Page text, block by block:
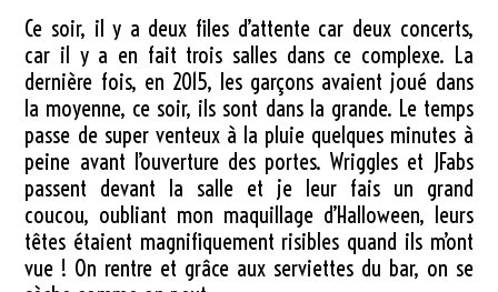
Ce soir, il y a deux files d’attente car deux concerts,
car il y a en fait trois salles dans ce complexe. La
dernière fois, en 2015, les garçons avaient joué dans
la moyenne, ce soir, ils sont dans la grande. Le temps
passe de super venteux à la pluie quelques minutes à
peine avant l’ouverture des portes. Wriggles et JFabs
passent devant la salle et je leur fais un grand
coucou, oubliant mon maquillage d’Halloween, leurs
têtes étaient magnifiquement risibles quand ils m’ont
vue ! On rentre et grâce aux serviettes du bar, on se